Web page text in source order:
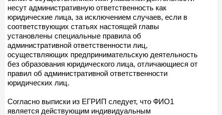
несут административную ответственность как
юридические лица, за исключением случаев, если в
соответствующих статьях настоящей главы
установлены специальные правила об
административной ответственности лиц,
осуществляющих предпринимательскую деятельность
без образования юридического лица, отличающиеся от
правил об административной ответственности
юридических лиц.
Согласно выписки из ЕГРИП следует, что ФИО1
является действующим индивидуальным